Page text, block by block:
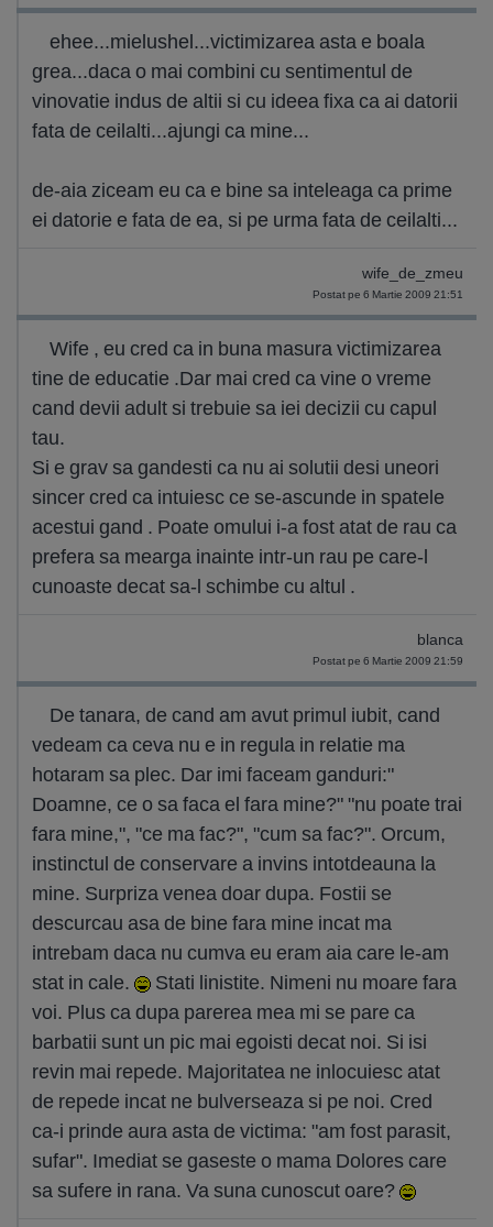
ehee...mielushel...victimizarea asta e boala
grea...daca o mai combini cu sentimentul de
vinovatie indus de altii si cu ideea fixa ca ai datorii
fata de ceilalti...ajungi ca mine...
de-aia ziceam eu ca e bine sa inteleaga ca prime
ei datorie e fata de ea, si pe urma fata de ceilalti...
wife_de_zmeu
Postat pe 6 Martie 2009 21:51
Wife , eu cred ca in buna masura victimizarea
tine de educatie .Dar mai cred ca vine o vreme
cand devii adult si trebuie sa iei decizii cu capul
tau.
Si e grav sa gandesti ca nu ai solutii desi uneori
sincer cred ca intuiesc ce se-ascunde in spatele
acestui gand . Poate omului i-a fost atat de rau ca
prefera sa mearga inainte intr-un rau pe care-l
cunoaste decat sa-l schimbe cu altul .
blanca
Postat pe 6 Martie 2009 21:59
De tanara, de cand am avut primul iubit, cand
vedeam ca ceva nu e in regula in relatie ma
hotaram sa plec. Dar imi faceam ganduri:"
Doamne, ce o sa faca el fara mine?" "nu poate trai
fara mine,", "ce ma fac?", "cum sa fac?". Orcum,
instinctul de conservare a invins intotdeauna la
mine. Surpriza venea doar dupa. Fostii se
descurcau asa de bine fara mine incat ma
intrebam daca nu cumva eu eram aia care le-am
stat in cale.
Stati linistite. Nimeni nu moare fara
voi. Plus ca dupa parerea mea mi se pare ca
barbatii sunt un pic mai egoisti decat noi. Si isi
revin mai repede. Majoritatea ne inlocuiesc atat
de repede incat ne bulverseaza si pe noi. Cred
ca-i prinde aura asta de victima: "am fost parasit,
sufar". Imediat se gaseste o mama Dolores care
sa sufere in rana. Va suna cunoscut oare?